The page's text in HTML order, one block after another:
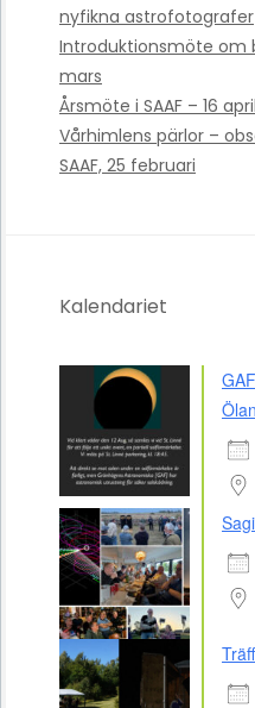
nyfikna astrofotografer
Introduktionsmöte om
mars
Årsmöte i SAAF – 16
Vårhimlens pärlor –
SAAF, 25 februari
Kalendariet